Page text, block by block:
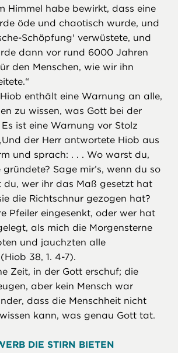
Himmel habe bewirkt, dass eine
öde und chaotisch wurde, und
Schöpfung' verwüstete, und
dann vor rund 6000 Jahren
den Menschen, wie wir ihn
enthält eine Warnung an alle,
zu wissen, was Gott bei der
ist eine Warnung vor Stolz
der Herr antwortete Hiob aus
und sprach: . . . Wo warst du,
Sage mir’s, wenn du so
du, wer ihr das Maß gesetzt hat
die Richtschnur gezogen hat?
Pfeiler eingesenkt, oder wer hat
als mich die Morgensterne
und jauchzten alle
38, 1. 4-7).
Zeit, in der Gott erschuf; die
aber kein Mensch war
dass die Menschheit nicht
kann, was genau Gott tat.
DIE STIRN BIETEN